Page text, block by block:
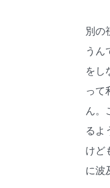
別の
うん
をし
って
ん。
るよ
けど
に波